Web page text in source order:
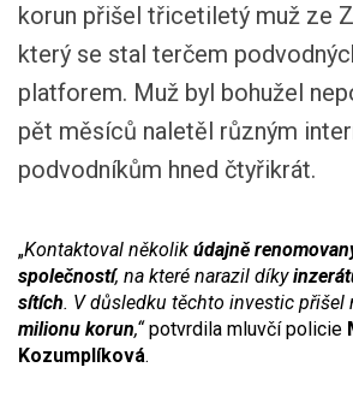
korun přišel třicetiletý muž ze
který se stal terčem
platforem. Muž byl bohužel
pět měsíců naletěl různým
podvodníkům hned čtyřikrát.
„Kontaktoval několik údajně
společností, na které narazil díky
sítích. V důsledku těchto investic přišel
milionu korun,“potvrdila mluvčí policie
Kozumplíková.